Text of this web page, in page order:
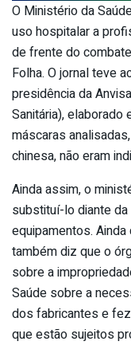
O Ministério da
uso hospitalar a
de frente do
Folha. O jornal teve
presidência da
Sanitária), elaborado
máscaras
chinesa, não eram
Ainda assim, o
substituí-lo diante
equipamentos.
também diz que o
sobre a
Saúde sobre a
dos fabricantes e
que estão sujeitos